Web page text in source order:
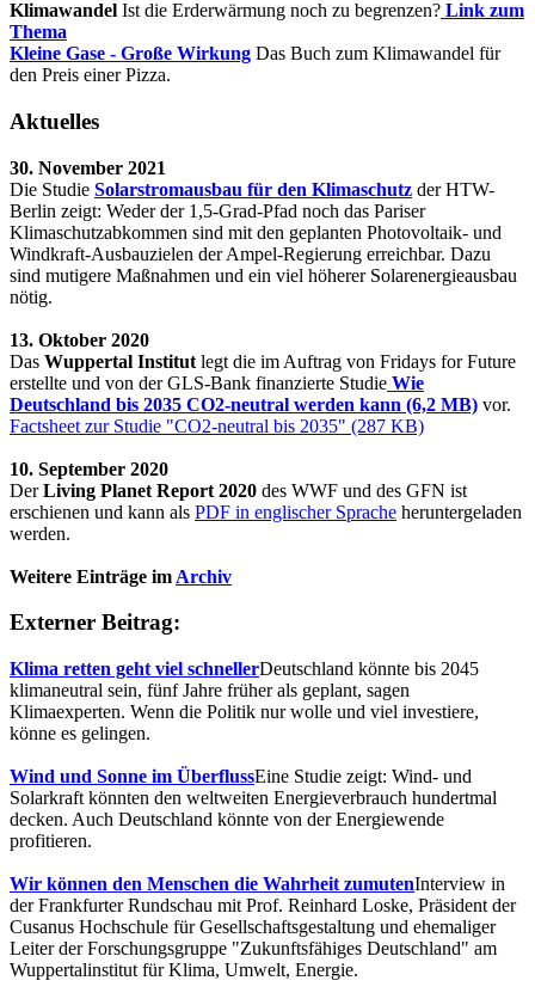
Klimawandel Ist die Erderwärmung noch zu begrenzen? Link zum
Thema
Kleine Gase - Große Wirkung Das Buch zum Klimawandel für
den Preis einer Pizza.
Aktuelles
30. November 2021
Die Studie Solarstromausbau für den Klimaschutz der HTW-
Berlin zeigt: Weder der 1,5-Grad-Pfad noch das Pariser
Klimaschutzabkommen sind mit den geplanten Photovoltaik- und
Windkraft-Ausbauzielen der Ampel-Regierung erreichbar. Dazu
sind mutigere Maßnahmen und ein viel höherer Solarenergieausbau
nötig.
13. Oktober 2020
Das Wuppertal Institut legt die im Auftrag von Fridays for Future
erstellte und von der GLS-Bank finanzierte Studie Wie
Deutschland bis 2035 CO2-neutral werden kann (6,2 MB) vor.
Factsheet zur Studie "CO2-neutral bis 2035" (287 KB)
10. September 2020
DerLiving Planet Report 2020 des WWF und des GFN ist
erschienen und kann als PDF in englischer Sprache heruntergeladen
werden.
Weitere Einträge im Archiv
Externer Beitrag:
Klima retten geht viel schnellerDeutschland könnte bis 2045
klimaneutral sein, fünf Jahre früher als geplant, sagen
Klimaexperten. Wenn die Politik nur wolle und viel investiere,
könne es gelingen.
Wind und Sonne im ÜberflussEine Studie zeigt: Wind- und
Solarkraft könnten den weltweiten Energieverbrauch hundertmal
decken. Auch Deutschland könnte von der Energiewende
profitieren.
Wir können den Menschen die Wahrheit zumutenInterview in
der Frankfurter Rundschau mit Prof. Reinhard Loske, Präsident der
Cusanus Hochschule für Gesellschaftsgestaltung und ehemaliger
Leiter der Forschungsgruppe "Zukunftsfähiges Deutschland" am
Wuppertalinstitut für Klima, Umwelt, Energie.